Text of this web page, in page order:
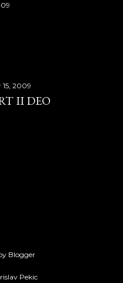
15, 2009
II DEO
Blogger
Pekic